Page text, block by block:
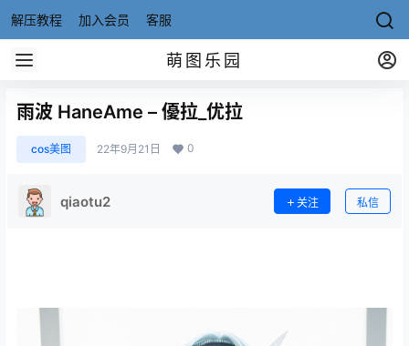
解压教程 加入会员 客服
萌图乐园
雨波 HaneAme – 優拉_优拉
cos美图 22年9月21日 0
qiaotu2 关注 私信